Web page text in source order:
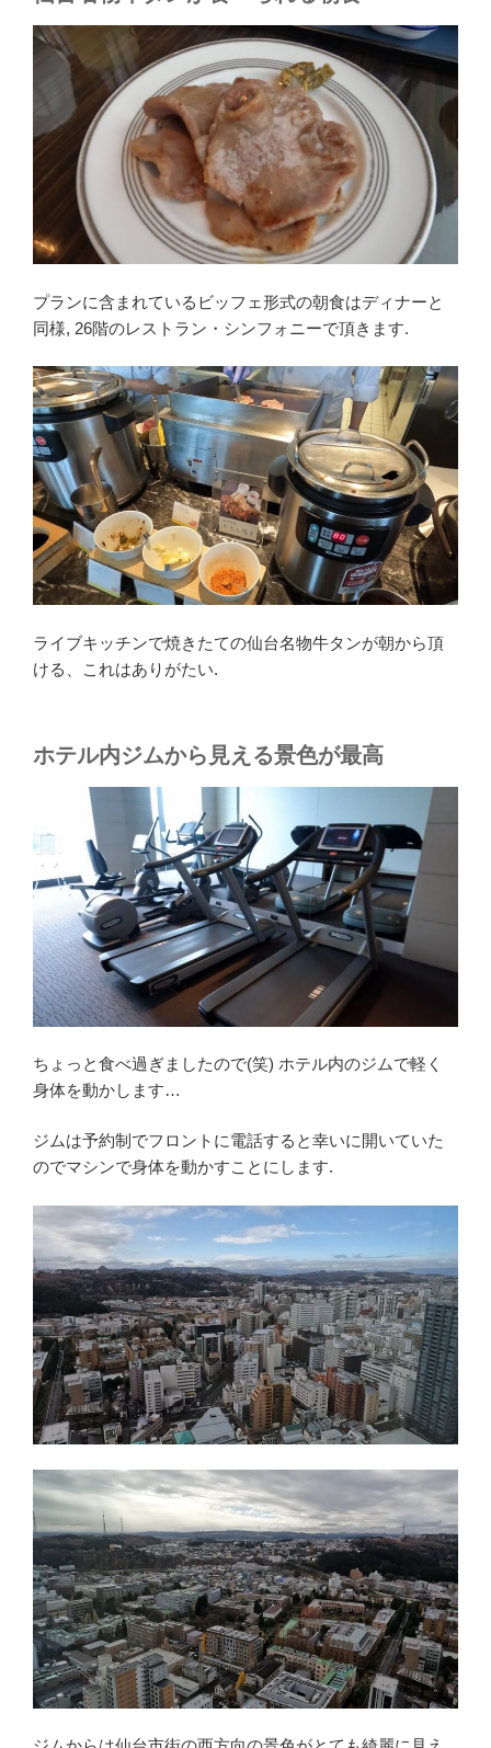
プランに含まれているビッフェ形式の朝食はディナーと
同様, 26階のレストラン・シンフォニーで頂きます.
ライブキッチンで焼きたての仙台名物牛タンが朝から頂
ける、これはありがたい.
ホテル内ジムから見える景色が最高
ちょっと食べ過ぎましたので(笑) ホテル内のジムで軽く
身体を動かします…
ジムは予約制でフロントに電話すると幸いに開いていた
のでマシンで身体を動かすことにします.